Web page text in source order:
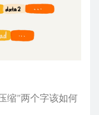
缩”两个字该如何